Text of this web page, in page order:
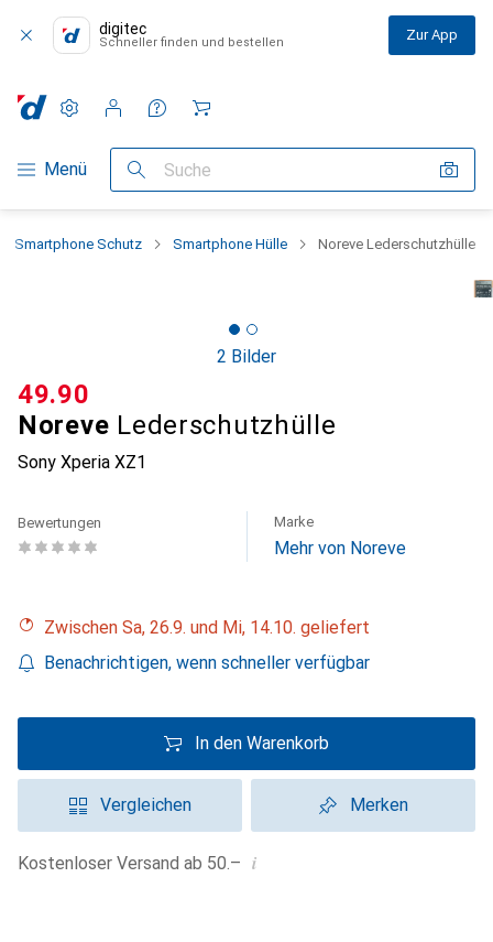
digitec
Schneller finden und bestellen Zur App
Navigation nach Kategorien
Menü Suche
Einstellungen
Kundenkonto
Vergleichslisten
Merklisten
Warenkorb
Smartphone Schutz Smartphone Hülle Noreve Lederschutzhülle
2 Bilder
Noreve Lederschutzhülle
Sony Xperia XZ1
CHF
49.90
Bewertungen Marke
Mehr von Noreve
Zwischen Sa, 26.9. und Mi, 14.10. geliefert
Benachrichtigen, wenn schneller verfügbar
In den Warenkorb
Vergleichen Merken
Kostenloser Versand ab 50.– i